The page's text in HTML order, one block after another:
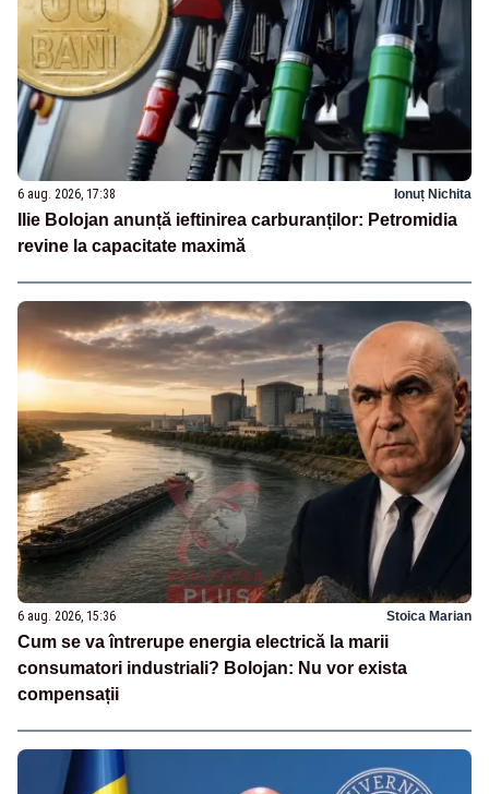
6 aug. 2026, 17:38 Ionuț Nichita
Ilie Bolojan anunță ieftinirea carburanților: Petromidia
revine la capacitate maximă
6 aug. 2026, 15:36 Stoica Marian
Cum se va întrerupe energia electrică la marii
consumatori industriali? Bolojan: Nu vor exista
compensații